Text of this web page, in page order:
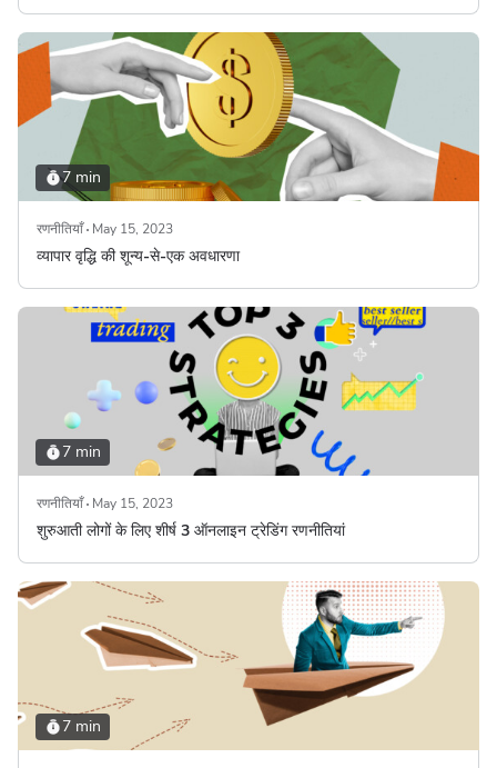
7 min
रणनीतियाँ May 15, 2023
व्यापार वृद्धि की शून्य-से-एक अवधारणा
7 min
रणनीतियाँ May 15, 2023
शुरुआती लोगों के लिए शीर्ष 3 ऑनलाइन ट्रेडिंग रणनीतियां
7 min